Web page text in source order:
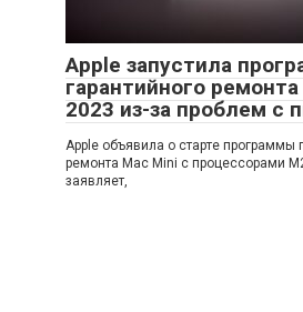
Apple запустила
гарантийного
2023 из-за проблем с
Apple объявила о старте программы
ремонта Mac Mini с процессорами
заявляет,